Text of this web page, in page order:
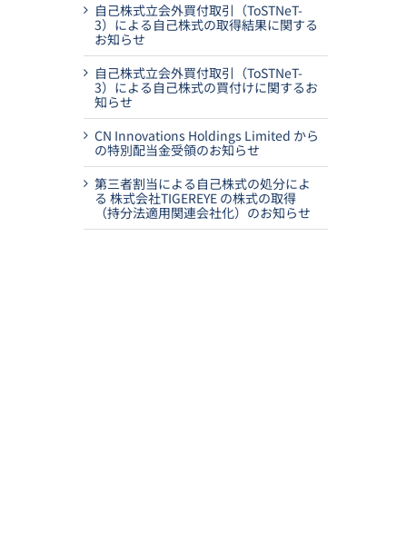
自己株式立会外買付取引（ToSTNeT-
3）による自己株式の取得結果に関する
お知らせ
自己株式立会外買付取引（ToSTNeT-
3）による自己株式の買付けに関するお
知らせ
CN Innovations Holdings Limited から
の特別配当金受領のお知らせ
第三者割当による自己株式の処分によ
る 株式会社TIGEREYE の株式の取得
（持分法適用関連会社化）のお知らせ